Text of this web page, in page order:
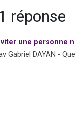
réponse
une personne
Gabriel DAYAN -